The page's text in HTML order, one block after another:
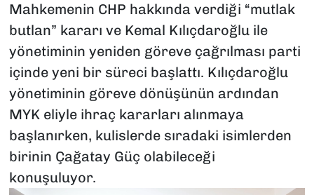
Mahkemenin CHP hakkında verdiği “mutlak
butlan” kararı ve Kemal Kılıçdaroğlu ile
yönetiminin yeniden göreve çağrılması parti
içinde yeni bir süreci başlattı. Kılıçdaroğlu
yönetiminin göreve dönüşünün ardından
MYK eliyle ihraç kararları alınmaya
başlanırken, kulislerde sıradaki isimlerden
birinin Çağatay Güç olabileceği
konuşuluyor.